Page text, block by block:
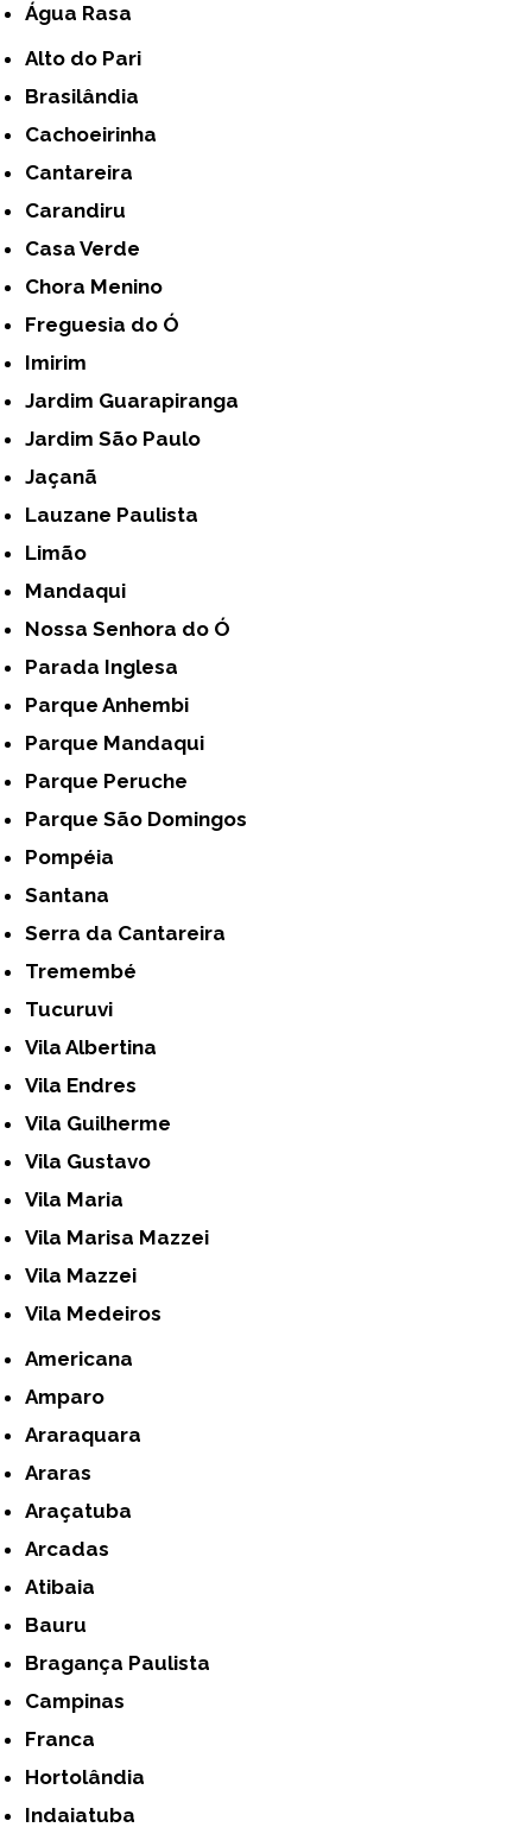
Água Rasa
Alto do Pari
Brasilândia
Cachoeirinha
Cantareira
Carandiru
Casa Verde
Chora Menino
Freguesia do Ó
Imirim
Jardim Guarapiranga
Jardim São Paulo
Jaçanã
Lauzane Paulista
Limão
Mandaqui
Nossa Senhora do Ó
Parada Inglesa
Parque Anhembi
Parque Mandaqui
Parque Peruche
Parque São Domingos
Pompéia
Santana
Serra da Cantareira
Tremembé
Tucuruvi
Vila Albertina
Vila Endres
Vila Guilherme
Vila Gustavo
Vila Maria
Vila Marisa Mazzei
Vila Mazzei
Vila Medeiros
Americana
Amparo
Araraquara
Araras
Araçatuba
Arcadas
Atibaia
Bauru
Bragança Paulista
Campinas
Franca
Hortolândia
Indaiatuba